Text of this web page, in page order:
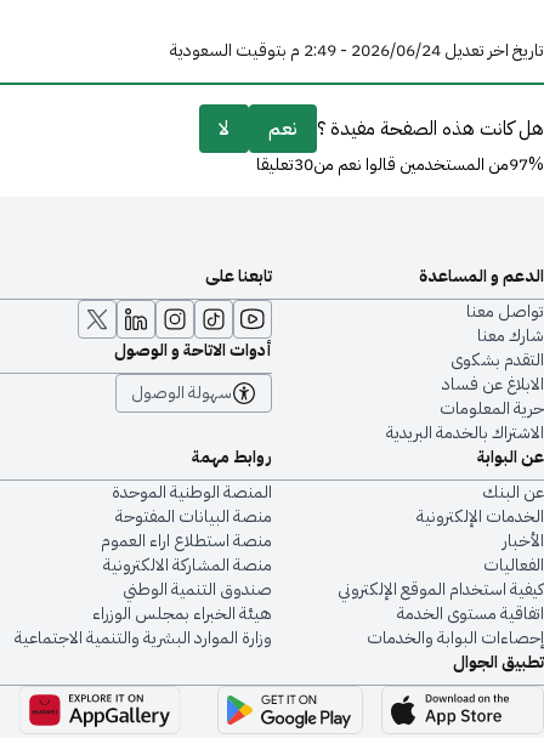
تاريخ اخر تعديل 24‏/06‏/2026 - 2:49 م بتوقيت السعودية
هل كانت هذه الصفحة مفيدة ؟ نعم لا
97%من المستخدمين قالوا نعم من30تعليقا
عن البوابة
عن البنك
الخدمات الإلكترونية
الأخبار
الفعاليات
كيفية استخدام الموقع الإلكتروني
اتفاقية مستوى الخدمة
إحصاءات البوابة والخدمات
روابط مهمة
المنصة الوطنية الموحدة
منصة البيانات المفتوحة
منصة استطلاع اراء العموم
منصة المشاركة الالكترونية
صندوق التنمية الوطني
هيئة الخبراء بمجلس الوزراء
وزارة الموارد البشرية والتنمية الاجتماعية
الدعم و المساعدة
تواصل معنا
شارك معنا
التقدم بشكوى
الابلاغ عن فساد
حرية المعلومات
الاشتراك بالخدمة البريدية
تابعنا على
أدوات الاتاحة و الوصول
سهولة الوصول
تطبيق الجوال